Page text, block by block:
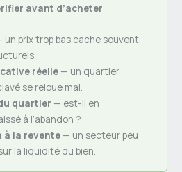
avant d’acheter
un prix trop bas cache souvent
réelle — un quartier
se reloue mal.
quartier — est-il en
à l’abandon ?
à la revente — un secteur peu
la liquidité du bien.